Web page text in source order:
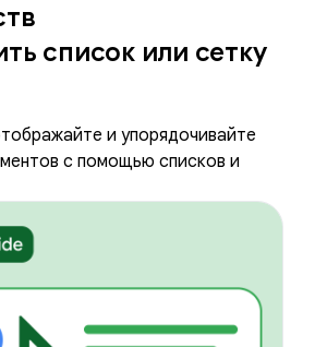
список или сетку
и упорядочивайте
с помощью списков и